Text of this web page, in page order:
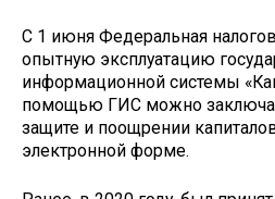
С 1 июня Федеральная
опытную эксплуатацию
информационной системы
помощью ГИС можно
защите и поощрении
электронной форме.